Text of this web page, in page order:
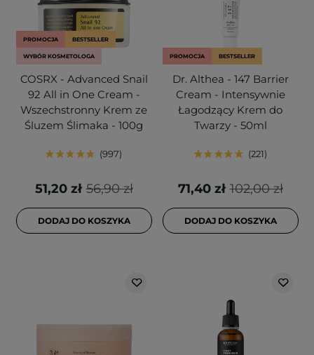
PROMOCJA BESTSELLER
WYBÓR KOSMETOLOGA
COSRX - Advanced Snail
92 All in One Cream -
Wszechstronny Krem ze
Śluzem Ślimaka - 100g
997
56,90 zł
51,20 zł
DODAJ DO KOSZYKA
PROMOCJA BESTSELLER
Dr. Althea - 147 Barrier
Cream - Intensywnie
Łagodzący Krem do
Twarzy - 50ml
221
102,00 zł
71,40 zł
DODAJ DO KOSZYKA